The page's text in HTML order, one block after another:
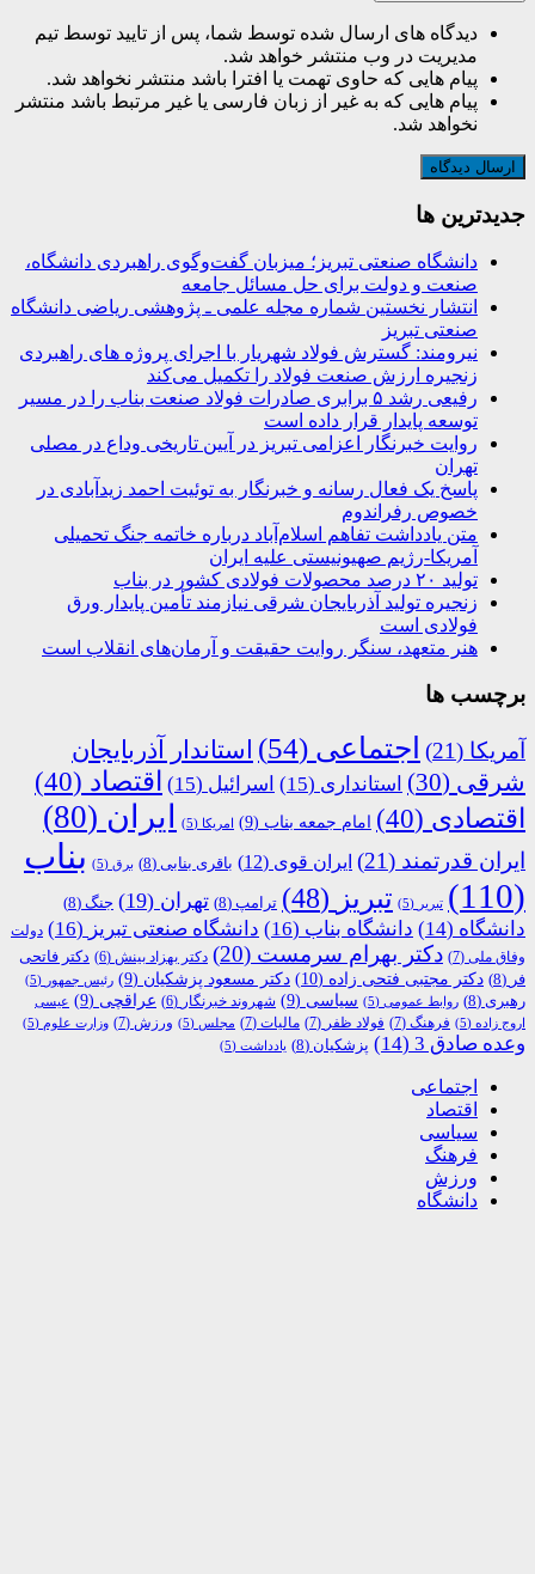
دیدگاه های ارسال شده توسط شما، پس از تایید توسط تیم
مدیریت در وب منتشر خواهد شد.
پیام هایی که حاوی تهمت یا افترا باشد منتشر نخواهد شد.
پیام هایی که به غیر از زبان فارسی یا غیر مرتبط باشد منتشر
نخواهد شد.
جديدترين ها
دانشگاه صنعتی تبریز؛ میزبان گفت‌وگوی راهبردی دانشگاه،
صنعت و دولت برای حل مسائل جامعه
انتشار نخستین شماره مجله علمی ـ پژوهشی ریاضی دانشگاه
صنعتی تبریز
نیرومند: گسترش فولاد شهریار با اجرای پروژه های راهبردی
زنجیره ارزش صنعت فولاد را تکمیل می‌کند
رفیعی رشد ۵ برابری صادرات فولاد صنعت بناب را در مسیر
توسعه پایدار قرار داده است
روایت خبرنگار اعزامی تبریز در آیین تاریخی وداع در مصلی
تهران
پاسخ یک فعال رسانه و خبرنگار به توئیت احمد زیدآبادی در
خصوص رفراندوم
متن یادداشت تفاهم اسلام‌آباد درباره خاتمه جنگ تحمیلی
آمریکا-رژیم صهیونیستی علیه ایران
تولید ۲۰ درصد محصولات فولادی کشور در بناب
زنجیره تولید آذربایجان شرقی نیازمند تأمین پایدار ورق
فولادی است
هنر متعهد، سنگر روایت حقیقت و آرمان‌های انقلاب است
برچسب ها
آمریکا (21) اجتماعی (54)
استاندار آذربایجان
شرقی (30) استانداری (15) اسرائیل (15) اقتصاد (40)
اقتصادی (40) امام جمعه بناب (9) امریکا (5) ایران (80)
ایران قدرتمند (21) ایران قوی (12) باقری بنابی (8) برق (5)
بناب
(110)
تبریر (5) تبریز (48) ترامپ (8) تهران (19) جنگ (8)
دانشگاه (14) دانشگاه بناب (16) دانشگاه صنعتی تبریز (16)
دولت
وفاق ملی (7) دکتر بهرام سرمست (20) دکتر بهزاد بینش (6)
دکتر فاتحی
فر (8) دکتر مجتبی فتحی زاده (10) دکتر مسعود پزشکیان (9) رئیس جمهور (5)
رهبری (8) روابط عمومی (5) سیاسی (9) شهروند خبرنگار (6) عراقچی (9)
عیسی
اروج زاده (5) فرهنگ (7) فولاد ظفر (7) مالیات (7) مجلس (5) ورزش (7) وزارت علوم (5)
وعده صادق 3 (14) پزشکیان (8) یادداشت (5)
اجتماعی
اقتصاد
سیاسی
فرهنگ
ورزش
دانشگاه